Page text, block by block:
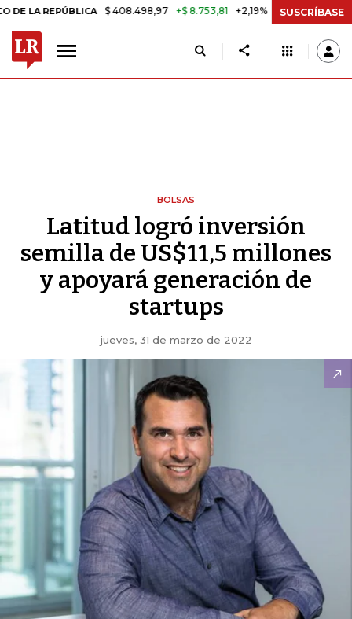
REPÚBLICA $ 408.498,97 +$ 8.753,81 +2,19% TASA DE USURA
SUSCRÍBASE
BOLSAS
Latitud logró inversión
semilla de US$11,5 millones
y apoyará generación de
startups
jueves, 31 de marzo de 2022